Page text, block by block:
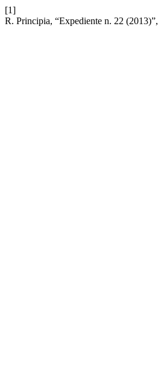
[1]
R. Principia, “Expediente n. 22 (2013)”,